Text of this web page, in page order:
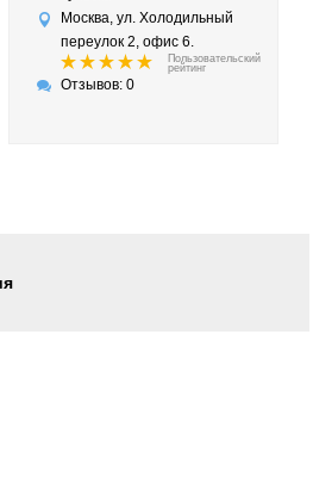
Москва, ул. Холодильный
переулок 2, офис 6.
Пользовательский
рейтинг
Отзывов: 0